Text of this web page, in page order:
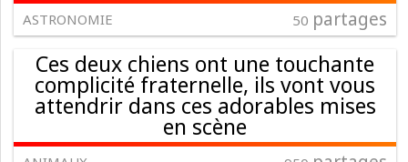
ASTRONOMIE 50 partages
Ces deux chiens ont une touchante
complicité fraternelle, ils vont vous
attendrir dans ces adorables mises
en scène